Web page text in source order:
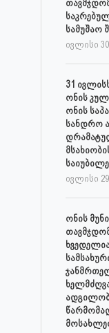
სამუშაო
ივლისი
31
ონის
ონის
სანდრო
ივლისი
ონის